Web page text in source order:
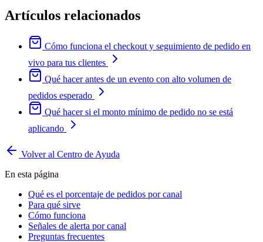
Artículos relacionados
Cómo funciona el checkout y seguimiento de pedido en
vivo para tus clientes
Qué hacer antes de un evento con alto volumen de
pedidos esperado
Qué hacer si el monto mínimo de pedido no se está
aplicando
Volver al Centro de Ayuda
En esta página
Qué es el porcentaje de pedidos por canal
Para qué sirve
Cómo funciona
Señales de alerta por canal
Preguntas frecuentes